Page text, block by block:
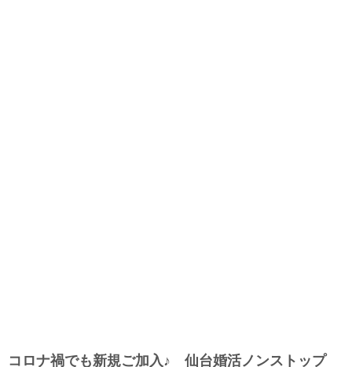
コロナ禍でも新規ご加入♪ 仙台婚活ノンストップ